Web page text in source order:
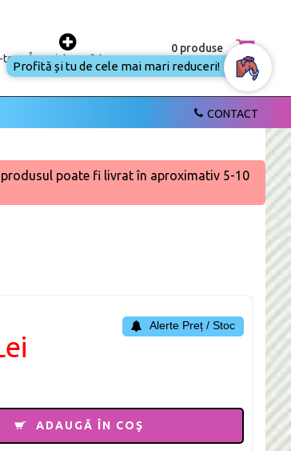
te Înregistrează-te
0 produse
CONTACT
poate fi livrat în aproximativ 5-10
Alerte Preț / Stoc
ADAUGĂ ÎN COŞ
Profită și tu de cele mai mari reduceri!